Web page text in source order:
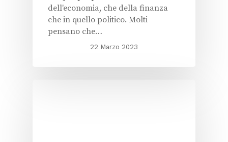
dell'economia, che della finanza
che in quello politico. Molti
pensano che…
22 Marzo 2023